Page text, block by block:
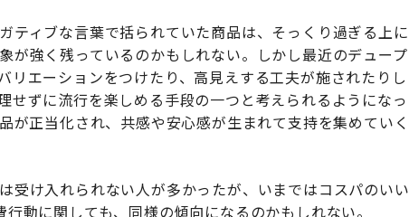
ティブな言葉で括られていた商品は、そっくり過ぎる上に
が強く残っているのかもしれない。しかし最近のデュープ
リエーションをつけたり、高見えする工夫が施されたりし
せずに流行を楽しめる手段の一つと考えられるようになっ
が正当化され、共感や安心感が生まれて支持を集めていく
受け入れられない人が多かったが、いまではコスパのいい
動に関しても、同様の傾向になるのかもしれない。